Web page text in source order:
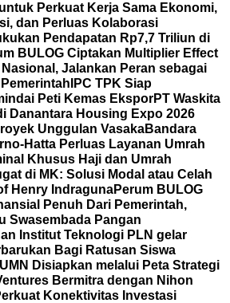
Perkuat Kerja Sama Ekonomi,
dan Perluas Kolaborasi
Pendapatan Rp7,7 Triliun di
BULOG Ciptakan Multiplier Effect
Jalankan Peran sebagai
IPC TPK Siap
Peti Kemas EksporPT Waskita
Danantara Housing Expo 2026
Unggulan VasakaBandara
Hatta Perluas Layanan Umrah
Khusus Haji dan Umrah
di MK: Solusi Modal atau Celah
Henry IndragunaPerum BULOG
Penuh Dari Pemerintah,
Swasembada Pangan
Institut Teknologi PLN gelar
Bagi Ratusan Siswa
Disiapkan melalui Peta Strategi
Bermitra dengan Nihon
Konektivitas Investasi